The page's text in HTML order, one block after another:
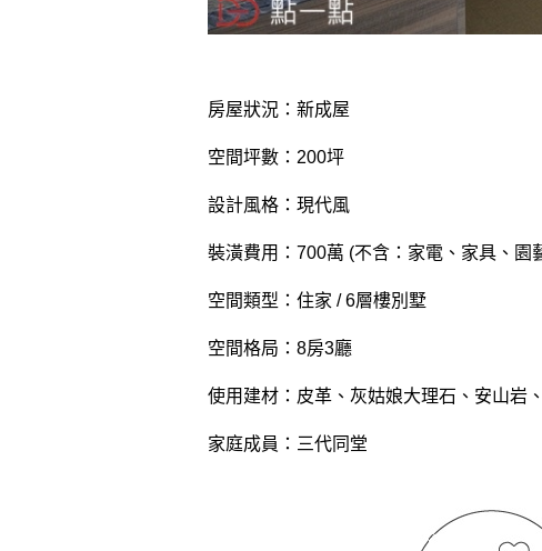
房屋狀況：新成屋
空間坪數：200坪
設計風格：現代風
裝潢費用：700萬 (不含：家電、家具、園
空間類型：住家 / 6層樓別墅
空間格局：8房3廳
使用建材：皮革、灰姑娘大理石、安山岩
家庭成員：三代同堂